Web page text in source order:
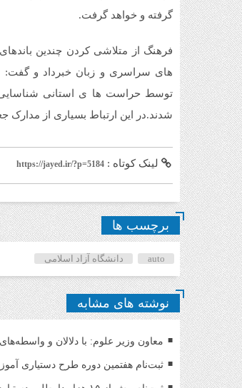
گرفته و خواهد گرفت.
فرهنگ از متلاشی کردن چندین
توسط حراست ها ی استانی
شدند.در این ارتباط بسیاری از
لینک کوتاه : https://jayed.ir/?p=5184
برچسب ها
auto دانشگاه آزاد اسلامی
نوشته های مشابه
معاون وزیر علوم: با دلالان و
ثبت‌نام هفتمین دوره طرح دستیاری آموزشی دانشگاه